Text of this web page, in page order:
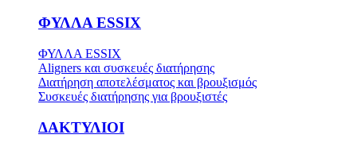
ΦΥΛΛΑ ESSIX
ΦΥΛΛΑ ESSIX
Aligners και συσκευές διατήρησης
Διατήρηση αποτελέσματος και βρουξισμός
Συσκευές διατήρησης για βρουξιστές
ΔΑΚΤΥΛΙΟΙ